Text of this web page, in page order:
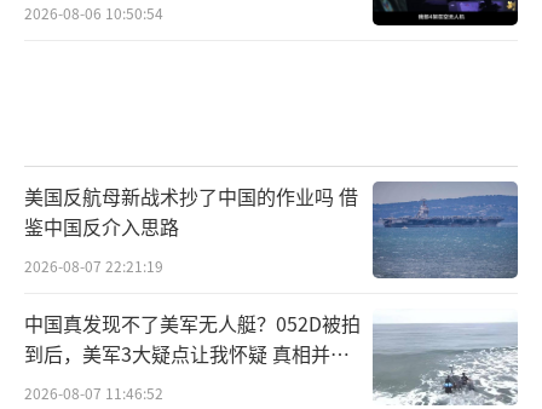
2026-08-06 10:50:54
美国反航母新战术抄了中国的作业吗 借
鉴中国反介入思路
2026-08-07 22:21:19
中国真发现不了美军无人艇？052D被拍
到后，美军3大疑点让我怀疑 真相并非
如此
2026-08-07 11:46:52